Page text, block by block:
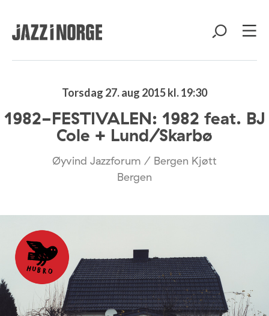
Torsdag 27. aug 2015 kl. 19:30
1982-FESTIVALEN: 1982 feat. BJ
Cole + Lund/Skarbø
Øyvind Jazzforum / Bergen Kjøtt
Bergen